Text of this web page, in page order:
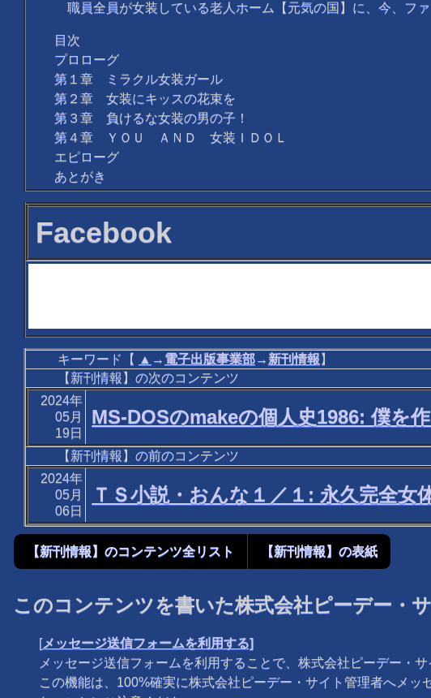
職員全員が女装している老人ホーム【元気の国】に、今、フ
目次
プロローグ
第１章 ミラクル女装ガール
第２章 女装にキッスの花束を
第３章 負けるな女装の男の子！
第４章 ＹＯＵ ＡＮＤ 女装ＩＤＯＬ
エピローグ
あとがき
Facebook
キーワード【 ▲ → 電子出版事業部→ 新刊情報】
【新刊情報】の次のコンテンツ
2024年
05月
19日
MS-DOSのmakeの個人史1986: 僕
【新刊情報】の前のコンテンツ
2024年
05月
06日
ＴＳ小説・おんな１／１: 永久完全
【新刊情報】のコンテンツ全リスト 【新刊情報】の表紙
このコンテンツを書いた株式会社ピーデー・
[メッセージ送信フォームを利用する]
メッセージ送信フォームを利用することで、株式会社ピーデー・
この機能は、100%確実に株式会社ピーデー・サイト管理者へメ